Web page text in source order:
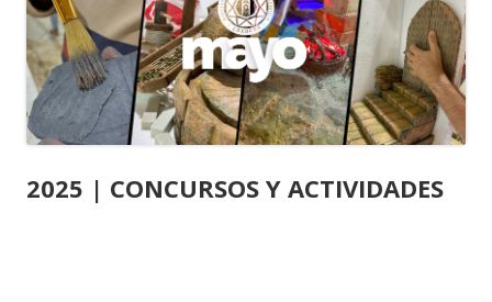
2025 | CONCURSOS Y ACTIVIDADES